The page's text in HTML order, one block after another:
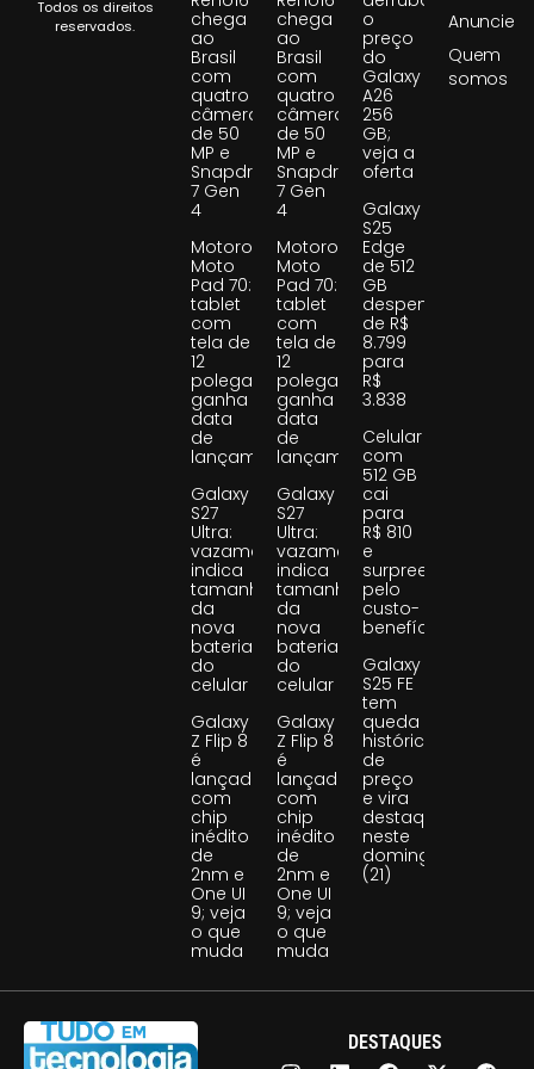
Todos os direitos
reservados.
chega
ao
Brasil
com
quatro
câmeras
de 50
MP e
Snapdragon
7 Gen
4
Motorola
Moto
Pad 70:
tablet
com
tela de
12
polegadas
ganha
data
de
lançamento
Galaxy
S27
Ultra:
vazamento
indica
tamanho
da
nova
bateria
do
celular
Galaxy
Z Flip 8
é
lançado
com
chip
inédito
de
2nm e
One UI
9; veja
o que
muda
chega
ao
Brasil
com
quatro
câmeras
de 50
MP e
Snapdragon
7 Gen
4
Motorola
Moto
Pad 70:
tablet
com
tela de
12
polegadas
ganha
data
de
lançamento
Galaxy
S27
Ultra:
vazamento
indica
tamanho
da
nova
bateria
do
celular
Galaxy
Z Flip 8
é
lançado
com
chip
inédito
de
2nm e
One UI
9; veja
o que
muda
o
preço
do
Galaxy
A26
256
GB;
veja a
oferta
Galaxy
S25
Edge
de 512
GB
despenca
de R$
8.799
para
R$
3.838
Celular
com
512 GB
cai
para
R$ 810
e
surpreende
pelo
custo-
benefício
Galaxy
S25 FE
tem
queda
histórica
de
preço
e vira
destaque
neste
domingo
(21)
Anuncie
Quem
somos
DESTAQUES